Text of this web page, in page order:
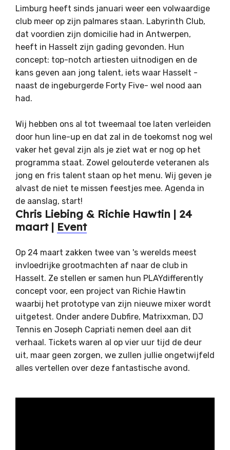
Limburg heeft sinds januari weer een volwaardige
club meer op zijn palmares staan. Labyrinth Club,
dat voordien zijn domicilie had in Antwerpen,
heeft in Hasselt zijn gading gevonden. Hun
concept: top-notch artiesten uitnodigen en de
kans geven aan jong talent, iets waar Hasselt -
naast de ingeburgerde Forty Five- wel nood aan
had.
Wij hebben ons al tot tweemaal toe laten verleiden
door hun line-up en dat zal in de toekomst nog wel
vaker het geval zijn als je ziet wat er nog op het
programma staat. Zowel gelouterde veteranen als
jong en fris talent staan op het menu. Wij geven je
alvast de niet te missen feestjes mee. Agenda in
de aanslag, start!
Chris Liebing & Richie Hawtin | 24
maart | Event
Op 24 maart zakken twee van 's werelds meest
invloedrijke grootmachten af naar de club in
Hasselt. Ze stellen er samen hun PLAYdifferently
concept voor, een project van Richie Hawtin
waarbij het prototype van zijn nieuwe mixer wordt
uitgetest. Onder andere Dubfire, Matrixxman, DJ
Tennis en Joseph Capriati nemen deel aan dit
verhaal. Tickets waren al op vier uur tijd de deur
uit, maar geen zorgen, we zullen jullie ongetwijfeld
alles vertellen over deze fantastische avond.